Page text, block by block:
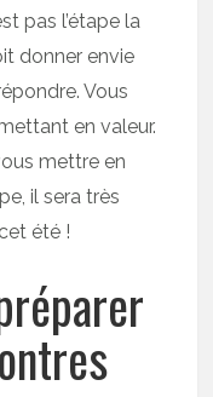
pas l’étape la
donner envie
Vous
en valeur.
mettre en
il sera très
été !